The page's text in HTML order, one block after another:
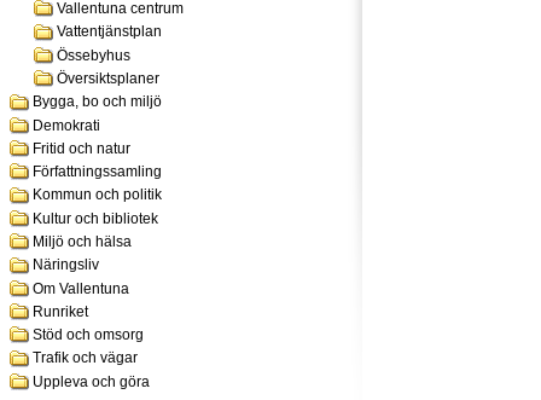
Vallentuna centrum
Vattentjänstplan
Össebyhus
Översiktsplaner
Bygga, bo och miljö
Demokrati
Fritid och natur
Författningssamling
Kommun och politik
Kultur och bibliotek
Miljö och hälsa
Näringsliv
Om Vallentuna
Runriket
Stöd och omsorg
Trafik och vägar
Uppleva och göra